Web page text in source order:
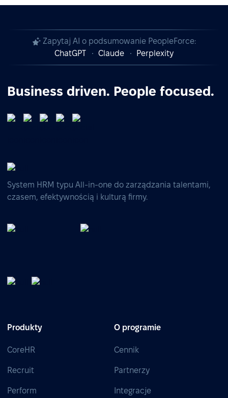
Zapytaj AI o podsumowanie PeopleForce:
ChatGPT
Claude Perplexity
Business driven. People focused.
System HRM typu All-in-one do zarządzania talentami,
czasem, efektywnością i kulturą firmy.
Produkty
CoreHR
Recruit
Perform
O programie
Cennik
Partnerzy
Integracje